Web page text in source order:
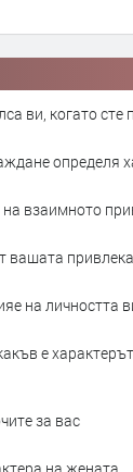
ви, когато сте
определя
взаимното
вашата
на личността
е
за вас